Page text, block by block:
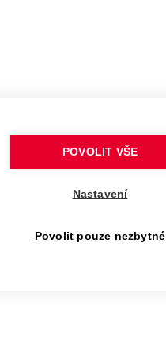
POVOLIT VŠE
Nastavení
Povolit pouze nezbytné